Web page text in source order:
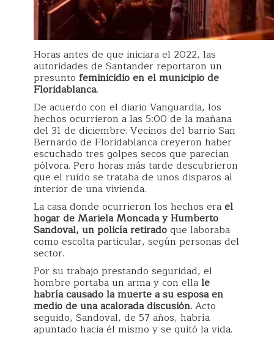
Horas antes de que iniciara el 2022, las
autoridades de Santander reportaron un
presunto feminicidio en el municipio de
Floridablanca.
De acuerdo con el diario Vanguardia, los
hechos ocurrieron a las 5:00 de la mañana
del 31 de diciembre. Vecinos del barrio San
Bernardo de Floridablanca creyeron haber
escuchado tres golpes secos que parecían
pólvora. Pero horas más tarde descubrieron
que el ruido se trataba de unos disparos al
interior de una vivienda.
La casa donde ocurrieron los hechos erael
hogar de Mariela Moncada y Humberto
Sandoval, un policía retiradoque laboraba
como escolta particular, según personas del
sector.
Por su trabajo prestando seguridad, el
hombre portaba un arma y con ellale
habría causado la muerte a su esposa en
medio de una acalorada discusión.Acto
seguido, Sandoval, de 57 años, habría
apuntado hacia él mismo y se quitó la vida.